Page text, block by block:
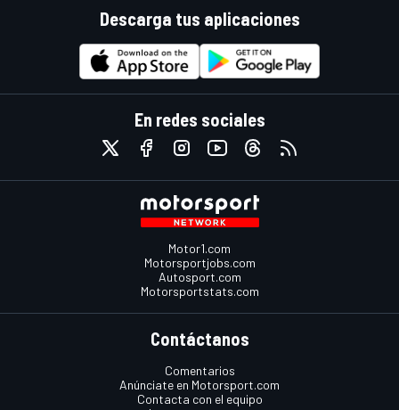
Descarga tus aplicaciones
En redes sociales
Motor1.com
Motorsportjobs.com
Autosport.com
Motorsportstats.com
Contáctanos
Comentarios
Anúnciate en Motorsport.com
Contacta con el equipo